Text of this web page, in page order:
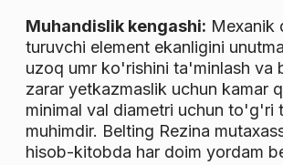
Muhandislik kengashi: Mexanik
turuvchi element ekanligini
uzoq umr ko'rishini ta'minlash va
zarar yetkazmaslik uchun kamar
minimal val diametri uchun to'g'ri
muhimdir. Belting Rezina
hisob-kitobda har doim yordam